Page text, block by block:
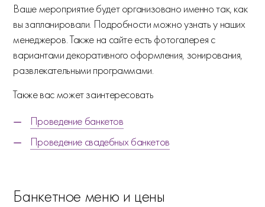
Ваше мероприятие будет организовано именно так, как
вы запланировали. Подробности можно узнать у наших
менеджеров. Также на сайте есть фотогалерея с
вариантами декоративного оформления, зонирования,
развлекательными программами.
Также вас может заинтересовать
Проведение банкетов
Проведение свадебных банкетов
Банкетное меню и цены